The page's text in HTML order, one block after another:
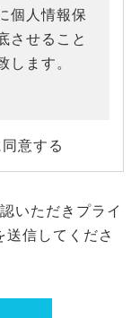
個人情報保
させること
します。
確かつ最新
アクセス・
防止するた
・管理体制
意する
いただきプライ
信してくださ